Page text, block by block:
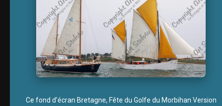
Ce fond d’écran Bretagne, Fête du Golfe du Morbihan Version